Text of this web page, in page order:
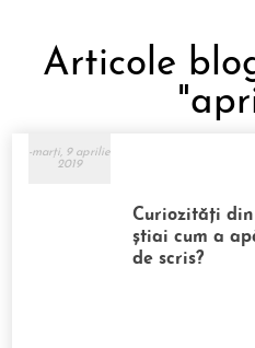
Articole
Curiozități
știai cum a
de scris?
-marți, 9 aprilie
2019